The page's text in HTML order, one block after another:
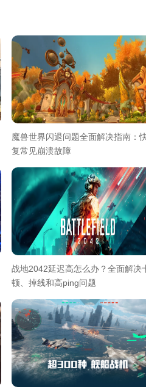
魔兽世界闪退问题全面解决指南：
复常见崩溃故障
战地2042延迟高怎么办？全面解决
顿、掉线和高ping问题